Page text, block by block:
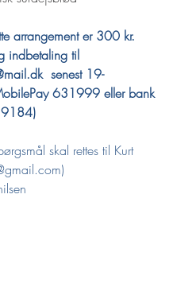
arrangement er 300 kr.
indbetaling til
  senest 19-
631999 eller bank
)